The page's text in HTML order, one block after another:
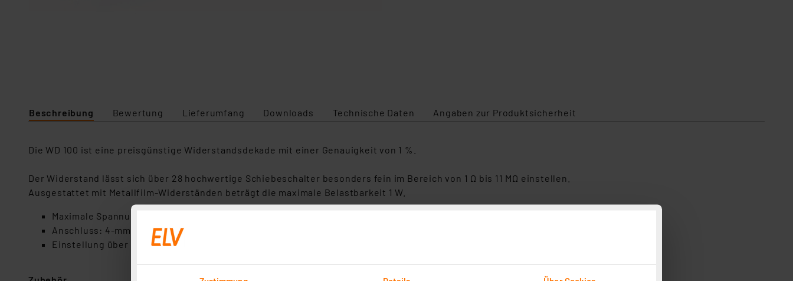
Beschreibung Bewertung Lieferumfang Downloads Technische Daten Angaben zur Produktsicherheit
Die WD 100 ist eine preisgünstige Widerstandsdekade mit einer Genauigkeit von 1 %.
Der Widerstand lässt sich über 28 hochwertige Schiebeschalter besonders fein im Bereich von 1 Ω bis 11 MΩ einstellen.
Ausgestattet mit Metallfilm-Widerständen beträgt die maximale Belastbarkeit 1 W.
Maximale Spannung 42 V DC/30 V AC (1-Ω-Schritte)
Anschluss: 4-mm-Bananenbuchsen
Einstellung über 28 Schiebeschalter (1-Ω-Schritte - pro Dekade 4 Schalter verfügbar)